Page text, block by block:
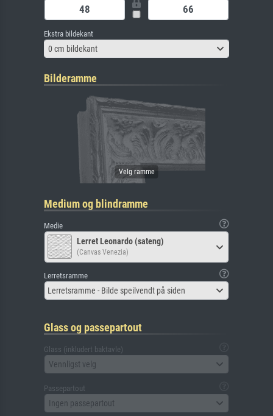
Ekstra bildekant
0 cm bildekant
Bilderamme
Medium og blindramme
Medie
Lerret Leonardo (sateng)
(Canvas Venezia)
Lerretsramme
Lerretsramme - Bilde speilvendt på siden
Glass og passepartout
Glass (inkludert baktavle)
Vennligst velg
Passepartout
Ingen passepartout